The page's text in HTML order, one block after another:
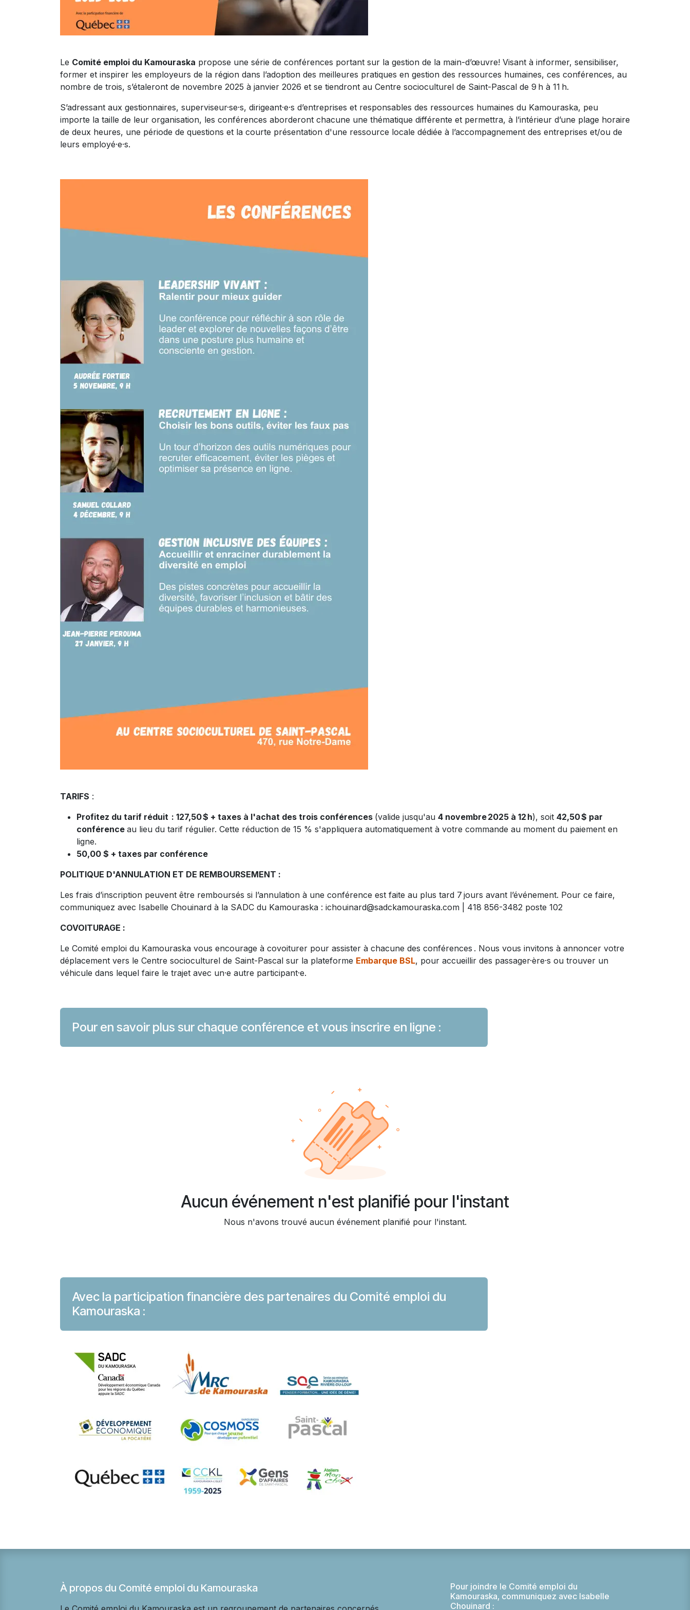
Le Comité emploi du Kamouraska propose une série de conférences portant sur la gestion de la main-d’œuvre! Visant à informer, sensibiliser,
former et inspirer les employeurs de la région dans l’adoption des meilleures pratiques en gestion des ressources humaines, ces conférences, au
nombre de trois, s’étaleront de novembre 2025 à janvier 2026 et se tiendront au Centre socioculturel de Saint-Pascal de 9 h à 11 h.
S’adressant aux gestionnaires, superviseur·se·s, dirigeant·e·s d’entreprises et responsables des ressources humaines du Kamouraska, peu
importe la taille de leur organisation, les conférences aborderont chacune une thématique différente et permettra, à l’intérieur d’une plage horaire
de deux heures, une période de questions et la courte présentation d'une ressource locale dédiée à l’accompagnement des entreprises et/ou de
leurs employé·e·s.
TARIFS :
Profitez du tarif réduit : 127,50 $ + taxes à l'achat des trois conférences (valide jusqu'au 4 novembre 2025 à 12 h), soit 42,50 $ par
conférence au lieu du tarif régulier. Cette réduction de 15 % s'appliquera automatiquement à votre commande au moment du paiement en
ligne.
50,00 $ + taxes par conférence
POLITIQUE D'ANNULATION ET DE REMBOURSEMENT :
Les frais d’inscription peuvent être remboursés si l’annulation à une conférence est faite au plus tard 7 jours avant l’événement. Pour ce faire,
communiquez avec Isabelle Chouinard à la SADC du Kamouraska : ichouinard@sadckamouraska.com | 418 856-3482 poste 102
COVOITURAGE :
Le Comité emploi du Kamouraska vous encourage à covoiturer pour assister à chacune des conférences . Nous vous invitons à annoncer votre
déplacement vers le Centre socioculturel de Saint-Pascal sur la plateforme Embarque BSL, pour accueillir des passager·ère·s ou trouver un
véhicule dans lequel faire le trajet avec un·e autre participant·e.
Pour en savoir plus sur chaque conférence et vous inscrire en ligne :
Aucun événement n'est planifié pour l'instant
Nous n'avons trouvé aucun événement planifié pour l'instant.
Avec la participation financière des partenaires du Comité emploi du
Kamouraska :
À propos du Comité emploi du Kamouraska
Pour joindre le Comité emploi du
Kamouraska, communiquez avec Isabelle
Chouinard :